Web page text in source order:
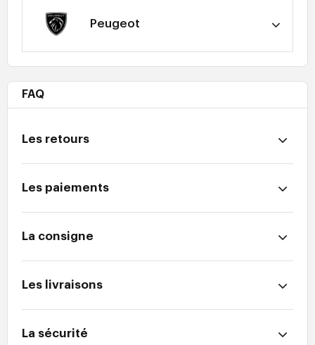
Peugeot
FAQ
Les retours
Les paiements
La consigne
Les livraisons
La sécurité